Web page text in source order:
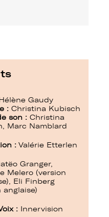
Gaudy
: Christina Kubisch
son : Christina
Marc Namblard
: Valérie Etterlen
Granger,
Melero (version
Eli Finberg
anglaise)
: Innervision